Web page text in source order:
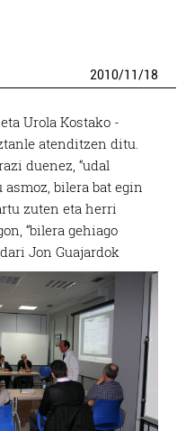
2010/11/18
Urola Kostako -
atenditzen ditu.
duenez, “udal
bilera bat egin
zuten eta herri
“bilera gehiago
Jon Guajardok